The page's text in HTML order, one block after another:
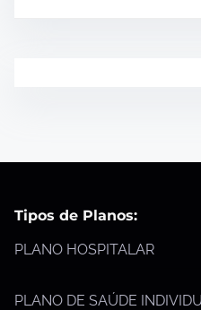
Tipos de Planos:
PLANO HOSPITALAR
PLANO DE SAÚDE